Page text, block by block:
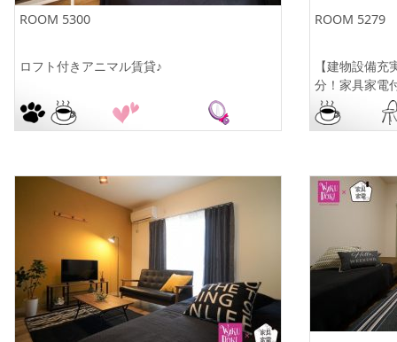
ROOM 5300
ロフト付きアニマル賃貸♪
ROOM 5279
【建物設備
分！家具家電